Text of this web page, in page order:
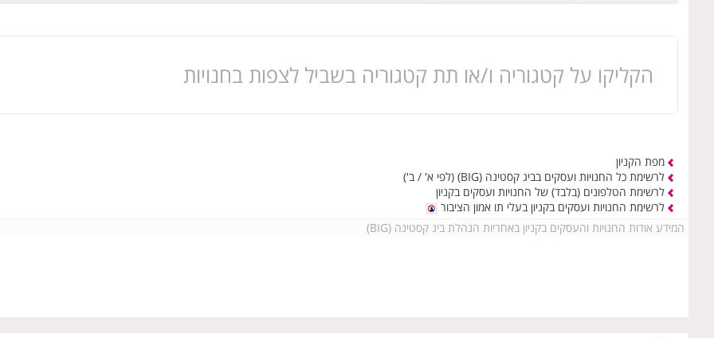
הקליקו על קטגוריה ו/או תת קטגוריה בשביל לצפות בחנויות
מפת הקניון
לרשימת כל החנויות ועסקים בביג קסטינה (BIG)
(לפי א' / ב')
לרשימת הטלפונים (בלבד) של החנויות ועסקים בקניון
לרשימת החנויות ועסקים בקניון בעלי תו אמון הציבור
המידע אודות החנויות והעסקים בקניון באחריות הנהלת ביג קסטינה (BIG)